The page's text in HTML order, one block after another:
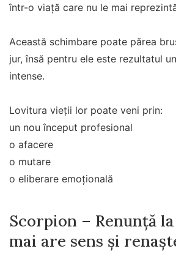
într-o viață care nu le mai
Această schimbare poate părea
jur, însă pentru ele este rezultatul
intense.
Lovitura vieții lor poate veni prin:
un nou început profesional
o afacere
o mutare
o eliberare emoțională
Scorpion – Renunță
mai are sens și